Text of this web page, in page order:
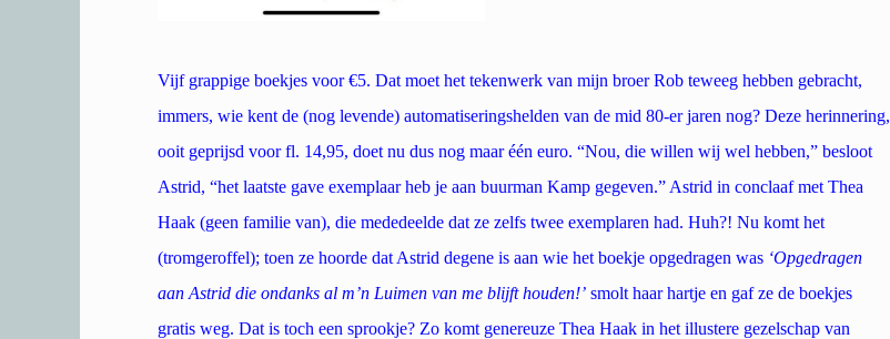
Vijf grappige boekjes voor €5. Dat moet het tekenwerk van mijn broer Rob teweeg hebben gebracht,
immers, wie kent de (nog levende) automatiseringshelden van de mid 80-er jaren nog? Deze herinnering,
ooit geprijsd voor fl. 14,95, doet nu dus nog maar één euro. “Nou, die willen wij wel hebben,” besloot
Astrid, “het laatste gave exemplaar heb je aan buurman Kamp gegeven.” Astrid in conclaaf met Thea
Haak (geen familie van), die mededeelde dat ze zelfs twee exemplaren had. Huh?! Nu komt het
(tromgeroffel); toen ze hoorde dat Astrid degene is aan wie het boekje opgedragen was ‘Opgedragen
aan Astrid die ondanks al m’n Luimen van me blijft houden!’ smolt haar hartje en gaf ze de boekjes
gratis weg. Dat is toch een sprookje? Zo komt genereuze Thea Haak in het illustere gezelschap van